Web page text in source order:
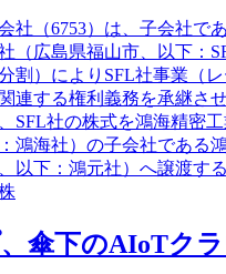
社（6753）は、子会社で
（広島県福山市、以下：
割）によりSFL社事業（
連する権利義務を承継さ
SFL社の株式を鴻海精密
鴻海社）の子会社である
以下：鴻元社）へ譲渡す
傘下のAIoTク